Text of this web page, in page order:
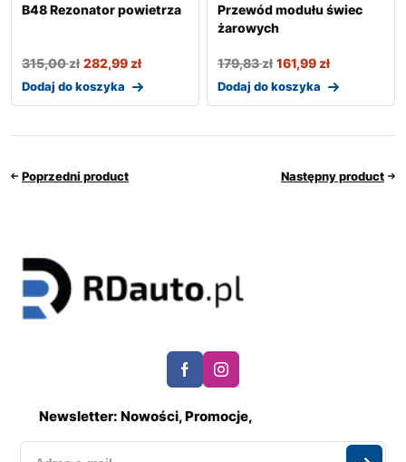
B48 Rezonator powietrza
315,00zł 282,99zł
Dodaj do koszyka
Przewód modułu świec
żarowych
179,83zł 161,99zł
Dodaj do koszyka
Poprzedni product Następny product
Newsletter: Nowości, Promocje,